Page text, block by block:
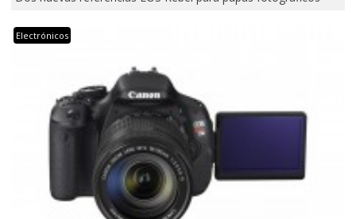
Electrónicos